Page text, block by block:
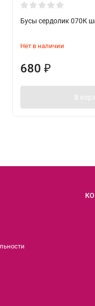
Бусы сердолик 070К
Нет в наличии
680 ₽
В